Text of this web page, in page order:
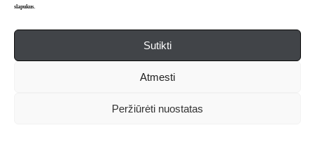
slapukus.
Sutikti
Atmesti
Peržiūrėti nuostatas
1998. – P. 174.
18Kunčinas J. Glisono kilpa. – P. 93.
20Kunčinas J. Tūla. – P. 62.
Davoliūtė V. Miestas dviejuose romanuose. – P. 62.